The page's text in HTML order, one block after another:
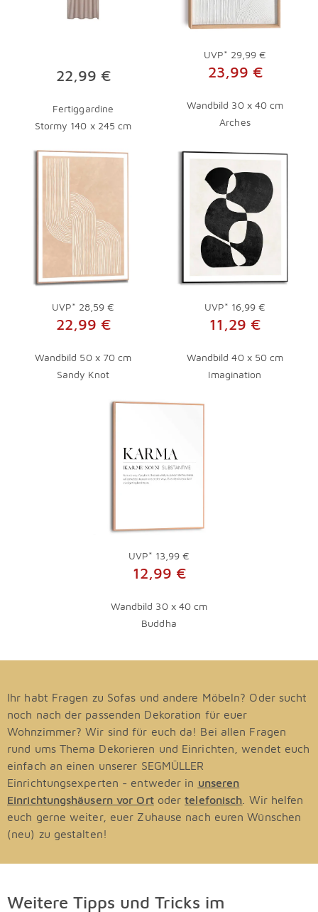
22,99 €
Fertiggardine
Stormy 140 x 245 cm
UVP* 29,99 €
23,99 €
Wandbild 30 x 40 cm
Arches
UVP* 28,59 €
22,99 €
Wandbild 50 x 70 cm
Sandy Knot
UVP* 16,99 €
11,29 €
Wandbild 40 x 50 cm
Imagination
UVP* 13,99 €
12,99 €
Wandbild 30 x 40 cm
Buddha
Ihr habt Fragen zu Sofas und andere Möbeln? Oder sucht
noch nach der passenden Dekoration für euer
Wohnzimmer? Wir sind für euch da! Bei allen Fragen
rund ums Thema Dekorieren und Einrichten, wendet euch
einfach an einen unserer SEGMÜLLER
Einrichtungsexperten - entweder in unseren
Einrichtungshäusern vor Ortodertelefonisch . Wir helfen
euch gerne weiter, euer Zuhause nach euren Wünschen
(neu) zu gestalten!
Weitere Tipps und Tricks im